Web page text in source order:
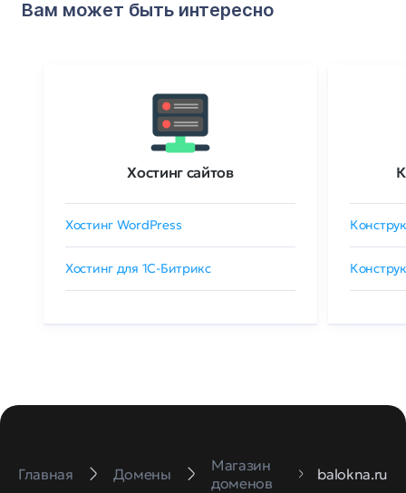
Вам может быть интересно
Хостинг сайтов
Хостинг WordPress
Хостинг для 1C-Битрикс
Главная Домены
Магазин
доменов
balokna.ru